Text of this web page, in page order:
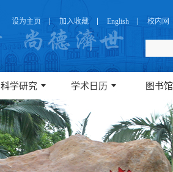
设为主页 加入收藏 English 校内网
科学研究 学术日历 图书馆